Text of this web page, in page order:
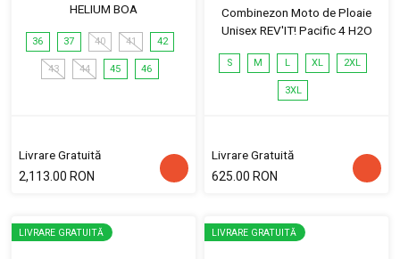
HELIUM BOA
36 37 40 41 42
43 44 45 46
Livrare Gratuită
2,113.00 RON
Combinezon Moto de Ploaie
Unisex REV'IT! Pacific 4 H2O
S M L XL 2XL
3XL
Livrare Gratuită
625.00 RON
LIVRARE GRATUITĂ LIVRARE GRATUITĂ